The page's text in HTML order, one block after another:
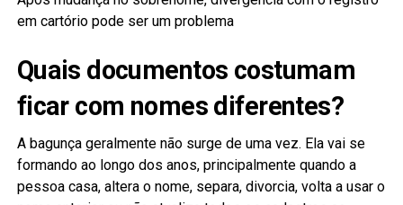
em cartório pode ser um problema
Quais documentos costumam
ficar com nomes diferentes?
A bagunça geralmente não surge de uma vez. Ela vai se
formando ao longo dos anos, principalmente quando a
pessoa casa, altera o nome, separa, divorcia, volta a usar o